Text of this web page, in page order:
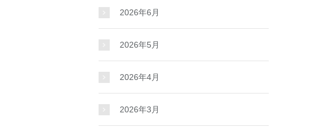
2026年6月
2026年5月
2026年4月
2026年3月